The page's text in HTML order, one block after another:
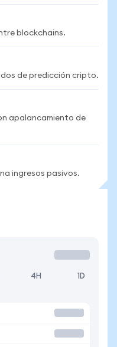
blockchains.
de predicción cripto.
apalancamiento de
ingresos pasivos.
4H 1D